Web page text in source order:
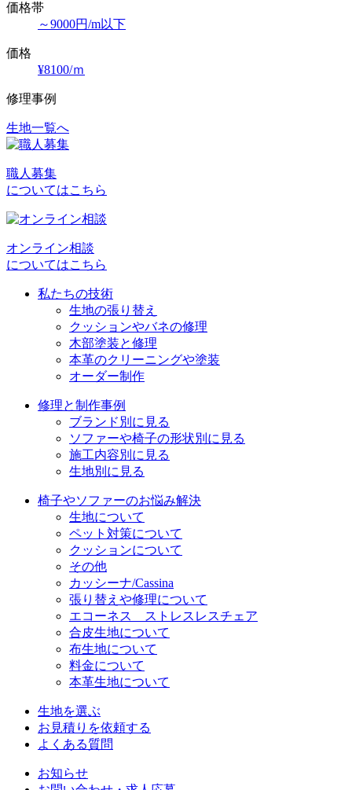
価格帯
～9000円/m以下
価格
¥8100/ｍ
修理事例
投
ナ
ビ
ー
生地一覧へ
職人募集
についてはこちら
オンライン相談
についてはこちら
私たちの技術
生地の張り替え
クッションやバネの修理
木部塗装と修理
本革のクリーニングや塗装
オーダー制作
修理と制作事例
ブランド別に見る
ソファーや椅子の形状別に見る
施工内容別に見る
生地別に見る
椅子やソファーのお悩み解決
生地について
ペット対策について
クッションについて
その他
カッシーナ/Cassina
張り替えや修理について
エコーネス ストレスレスチェア
合皮生地について
布生地について
料金について
本革生地について
生地を選ぶ
お見積りを依頼する
よくある質問
お知らせ